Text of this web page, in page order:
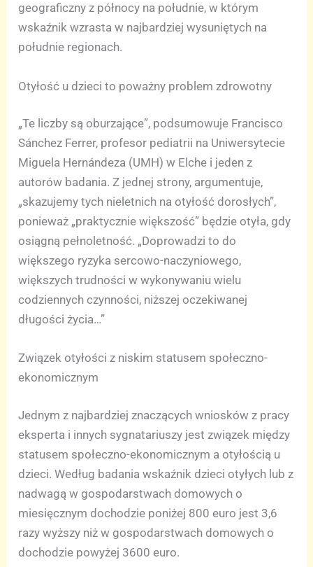
geograficzny z północy na południe, w którym
wskaźnik wzrasta w najbardziej wysuniętych na
południe regionach.
Otyłość u dzieci to poważny problem zdrowotny
„Te liczby są oburzające”, podsumowuje Francisco
Sánchez Ferrer, profesor pediatrii na Uniwersytecie
Miguela Hernándeza (UMH) w Elche i jeden z
autorów badania. Z jednej strony, argumentuje,
„skazujemy tych nieletnich na otyłość dorosłych”,
ponieważ „praktycznie większość” będzie otyła, gdy
osiągną pełnoletność. „Doprowadzi to do
większego ryzyka sercowo-naczyniowego,
większych trudności w wykonywaniu wielu
codziennych czynności, niższej oczekiwanej
długości życia…”
Związek otyłości z niskim statusem społeczno-
ekonomicznym
Jednym z najbardziej znaczących wniosków z pracy
eksperta i innych sygnatariuszy jest związek między
statusem społeczno-ekonomicznym a otyłością u
dzieci. Według badania wskaźnik dzieci otyłych lub z
nadwagą w gospodarstwach domowych o
miesięcznym dochodzie poniżej 800 euro jest 3,6
razy wyższy niż w gospodarstwach domowych o
dochodzie powyżej 3600 euro.